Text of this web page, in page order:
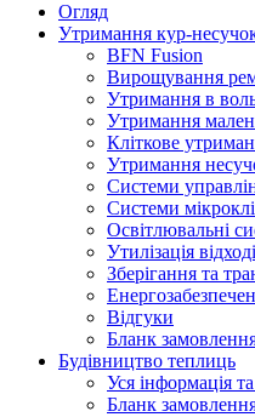
Огляд
Утримання кур-
BFN Fusion
Вирощування
Утримання в
Утримання
Кліткове
Утримання
Системи
Системи
Освітлювальні
Утилізація
Зберігання та
Відгуки
Бланк
Будівництво теплиць
Уся інформація
Бланк